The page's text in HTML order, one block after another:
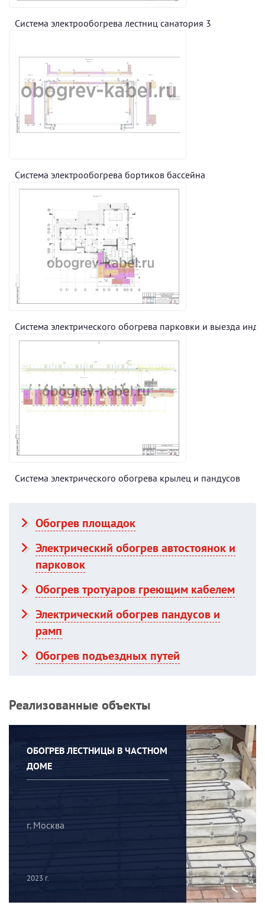
Система электрообогрева лестниц санатория 3
Система электрообогрева бортиков бассейна
Система электрического обогрева парковки и выезда
Система электрического обогрева крылец и пандусов
Обогрев площадок
Электрический обогрев автостоянок и
парковок
Обогрев тротуаров греющим кабелем
Электрический обогрев пандусов и
рамп
Обогрев подъездных путей
Реализованные объекты
ОБОГРЕВ ЛЕСТНИЦЫ В ЧАСТНОМ
ДОМЕ
г. Москва
2023 г.